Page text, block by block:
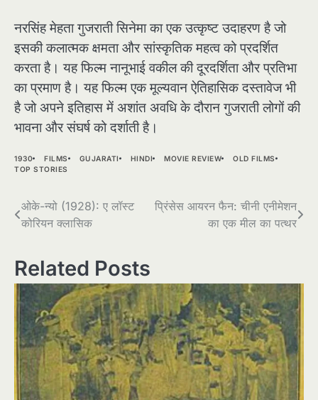
नरसिंह मेहता गुजराती सिनेमा का एक उत्कृष्ट उदाहरण है जो
इसकी कलात्मक क्षमता और सांस्कृतिक महत्व को प्रदर्शित
करता है। यह फिल्म नानूभाई वकील की दूरदर्शिता और प्रतिभा
का प्रमाण है। यह फिल्म एक मूल्यवान ऐतिहासिक दस्तावेज भी
है जो अपने इतिहास में अशांत अवधि के दौरान गुजराती लोगों की
भावना और संघर्ष को दर्शाती है।
1930 FILMS GUJARATI HINDI MOVIE REVIEW
OLD FILMS
TOP STORIES
Post
ओके-न्यो (1928): ए लॉस्ट
कोरियन क्लासिक
प्रिंसेस आयरन फैन: चीनी एनीमेशन
का एक मील का पत्थर
Related Posts